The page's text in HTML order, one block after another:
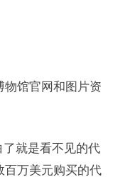
物馆官网和图片资
就是看不见的代
百万美元购买的代